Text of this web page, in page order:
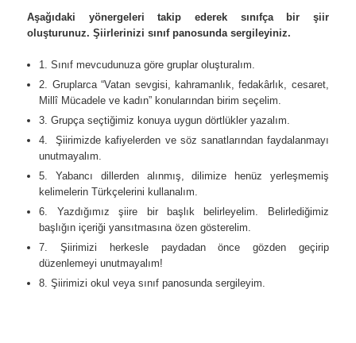
Aşağıdaki yönergeleri takip ederek sınıfça bir şiir
oluşturunuz. Şiirlerinizi sınıf panosunda sergileyiniz.
1. Sınıf mevcudunuza göre gruplar oluşturalım.
2. Gruplarca “Vatan sevgisi, kahramanlık, fedakârlık, cesaret,
Millî Mücadele ve kadın” konularından birim seçelim.
3. Grupça seçtiğimiz konuya uygun dörtlükler yazalım.
4. Şiirimizde kafiyelerden ve söz sanatlarından faydalanmayı
unutmayalım.
5. Yabancı dillerden alınmış, dilimize henüz yerleşmemiş
kelimelerin Türkçelerini kullanalım.
6. Yazdığımız şiire bir başlık belirleyelim. Belirlediğimiz
başlığın içeriği yansıtmasına özen gösterelim.
7. Şiirimizi herkesle paydadan önce gözden geçirip
düzenlemeyi unutmayalım!
8. Şiirimizi okul veya sınıf panosunda sergileyim.